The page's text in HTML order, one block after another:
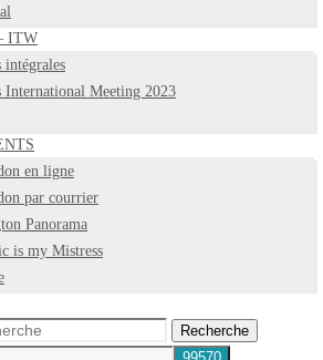
ITW
intégrales
International Meeting 2023
en ligne
par courrier
Panorama
is my Mistress
Recherche